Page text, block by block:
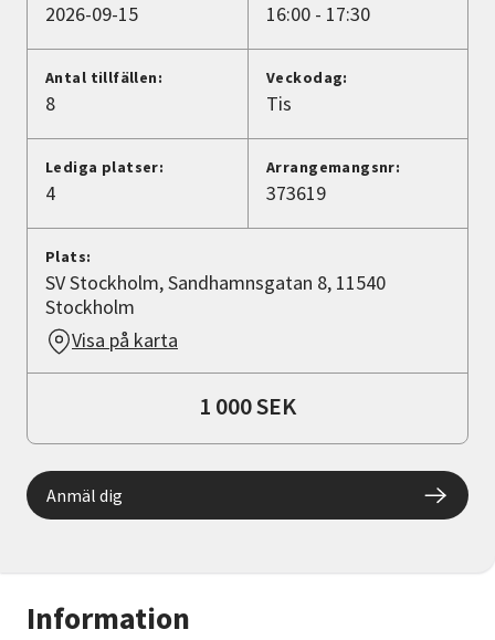
Lyssna
Information
2026-09-15 16:00 - 17:30
Antal tillfällen:
8
Veckodag:
Tis
Lediga platser:
4
Arrangemangsnr:
373619
Plats:
SV Stockholm, Sandhamnsgatan 8, 11540
Stockholm
Visa på karta
1 000 SEK
Anmäl dig